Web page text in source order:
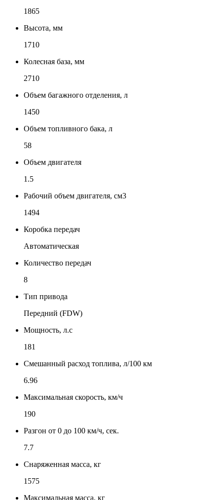
1865
Высота, мм
1710
Колесная база, мм
2710
Объем багажного отделения, л
1450
Объем топливного бака, л
58
Объем двигателя
1.5
Рабочий объем двигателя, см3
1494
Коробка передач
Автоматическая
Количество передач
8
Тип привода
Передний (FDW)
Мощность, л.с
181
Смешанный расход топлива, л/100 км
6.96
Максимальная скорость, км/ч
190
Разгон от 0 до 100 км/ч, сек.
7.7
Снаряженная масса, кг
1575
Максимальная масса, кг